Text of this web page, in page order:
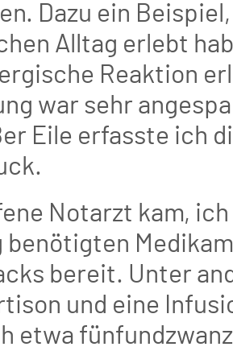
Dazu ein
Alltag erlebt
Reaktion
war sehr
Eile erfasste ich
Notarzt kam,
benötigten
bereit. Unter
und eine
etwa